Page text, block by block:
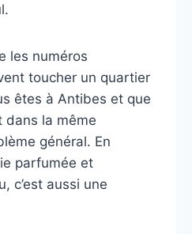
les numéros
toucher un quartier
êtes à Antibes et que
dans la même
général. En
parfumée et
c’est aussi une